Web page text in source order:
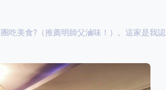
吃美食?（推薦明師父滷味！）。這家是我認